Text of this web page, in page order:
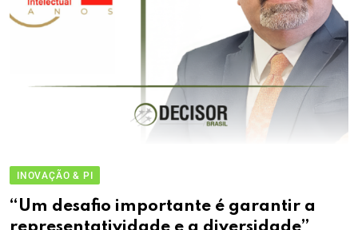
INOVAÇÃO & PI
“Um desafio importante é garantir a